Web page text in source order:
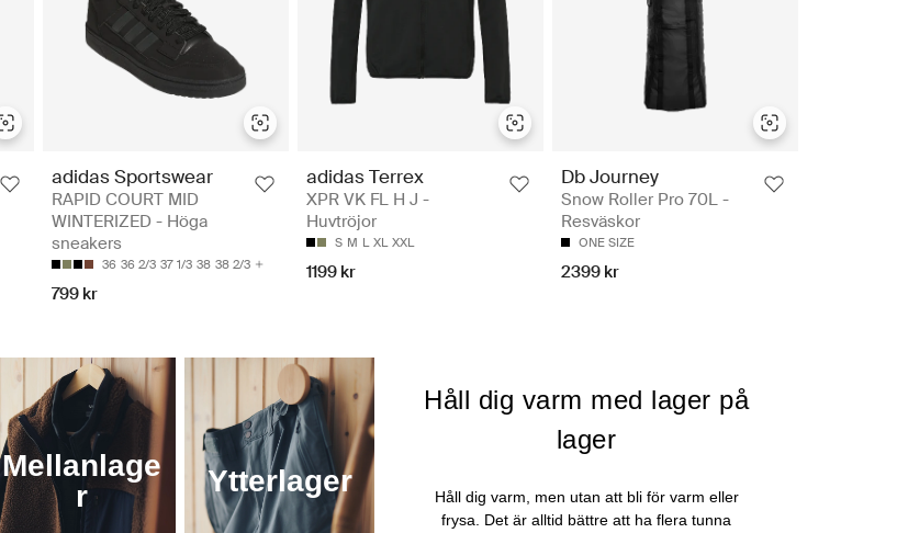
adidas Sportswear
RAPID COURT MID
WINTERIZED - Höga
sneakers
36 36 2/3 37 1/3 38 38 2/3
799 kr
adidas Terrex
XPR VK FL H J -
Huvtröjor
S M L XL XXL
1199 kr
Db Journey
Snow Roller Pro 70L -
Resväskor
ONE SIZE
2399 kr
Mellanlage
r
Ytterlager
Håll dig varm med lager på
lager
Håll dig varm, men utan att bli för varm eller
frysa. Det är alltid bättre att ha flera tunna